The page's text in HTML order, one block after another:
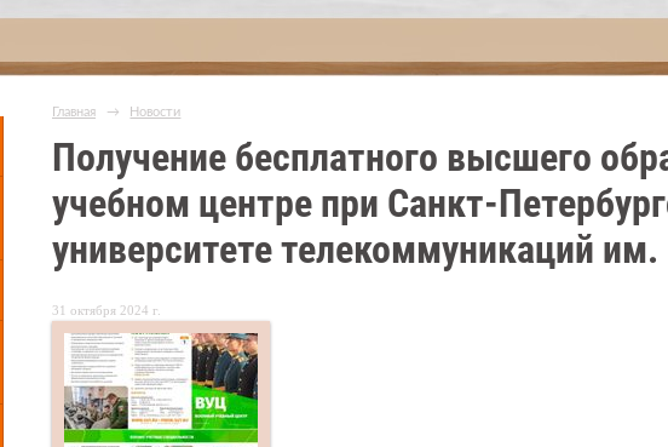
Главная → Новости
Получение бесплатного высшего
учебном центре при Санкт-
университете телекоммуникаций
31 октября 2024 г.